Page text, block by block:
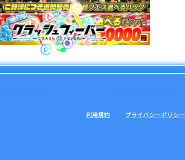
利用規約 プライバシーポリシー